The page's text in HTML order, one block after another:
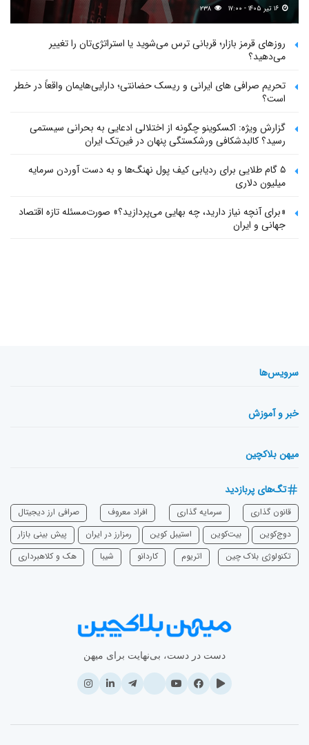
۲۳۸
روزهای قرمز بازار؛ قربانی ترس می‌شوید یا استراتژی‌تان را تغییر
می‌دهید؟
تحریم صرافی های ایرانی و ریسک حضانتی؛ دارایی‌هایمان واقعاً در خطر
است؟
گزارش ویژه: اکسکوینو چگونه از اختلالی ادعایی به بحرانی سیستمی
رسید؟ کالبدشکافی ورشکستگی پنهان در فین‌تک ایران
۵ گام طلایی برای ردیابی کیف پول‌ نهنگ‌ها و به دست آوردن سرمایه
میلیون دلاری
«برای آنچه نیاز دارید، چه بهایی می‌پردازید؟» صورت‌مسئله تازه اقتصاد
جهانی و ایران
سرویس‌ها
خبر و آموزش
میهن بلاکچین
تگ‌های پربازدید
قانون گذاری سرمایه‌ گذاری افراد معروف
صرافی ارز دیجیتال
دوج‌کوین
بیت‌کوین استیبل کوین رمزارز در ایران
پیش بینی بازار
تکنولوژی بلاک چین
اتریوم ‌کاردانو شیبا هک و کلاهبرداری
دست در دست، بی‌نهایت برای میهن